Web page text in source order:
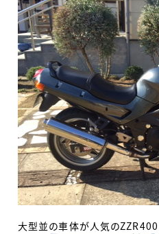
大型並の車体が人気のZZR400